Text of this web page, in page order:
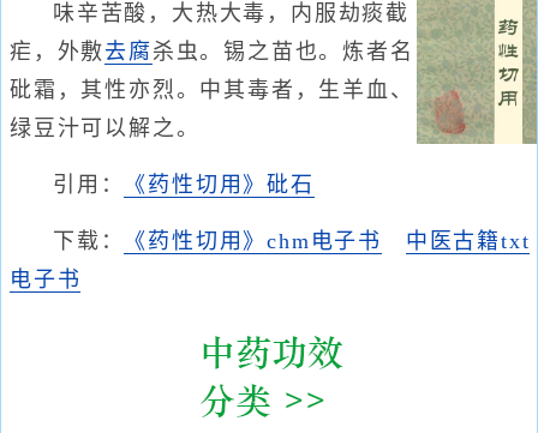
味辛苦酸，大热大毒，内服劫痰截
疟，外敷去腐 杀虫。锡之苗也。炼者名
砒霜，其性亦烈。中其毒者，生羊血、
绿豆汁可以解之。
引用： 《药性切用》砒石
下载： 《药性切用》chm电子书
中医古籍txt
电子书